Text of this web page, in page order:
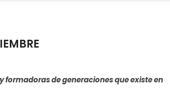
formadoras de generaciones que existe en